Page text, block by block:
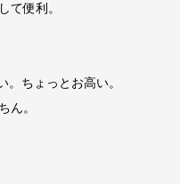
て便利。
ちょっとお高い。
ん。